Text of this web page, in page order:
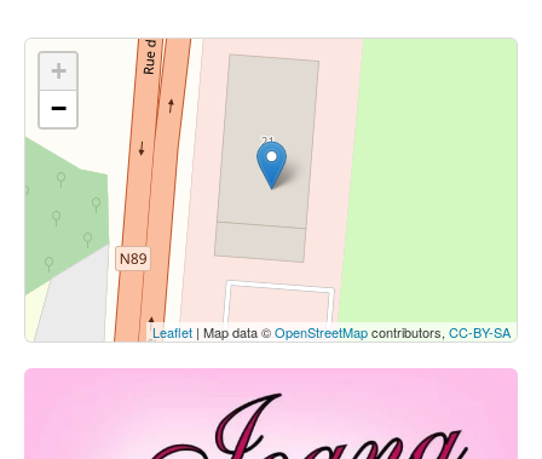
Cliquez sur le bouton pour afficher la carte.
Voir la carte
+
−
Leaflet | Map data ©OpenStreetMapcontributors, CC-BY-SA